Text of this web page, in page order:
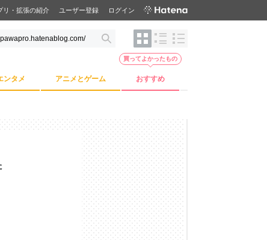
リ・拡張の紹介 ユーザー登録 ログイン
ンタメ アニメとゲーム おすすめ
買ってよかったもの